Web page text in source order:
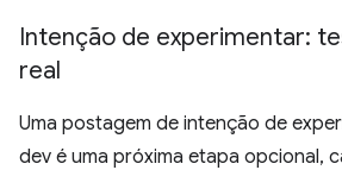
Intenção de experimentar:
real
Uma postagem de intenção de
dev é uma próxima etapa opcional,